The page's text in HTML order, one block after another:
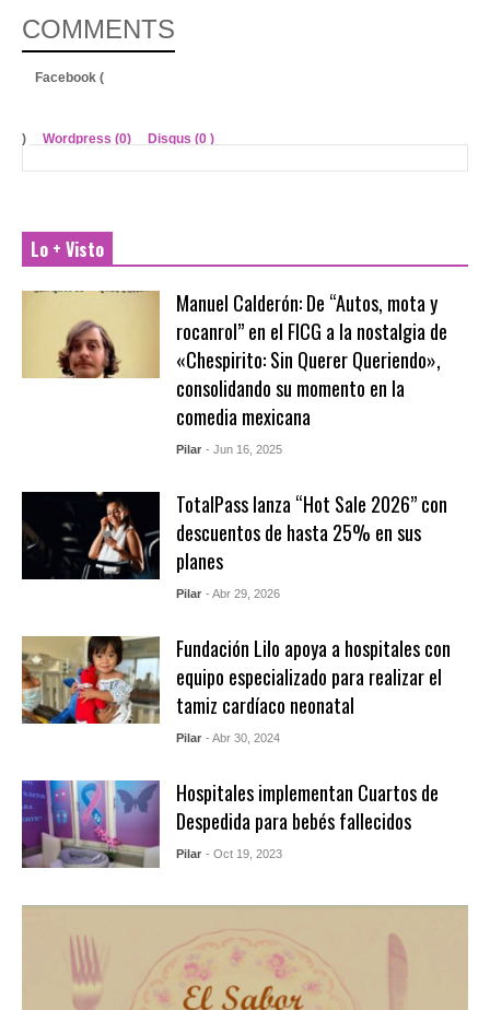
COMMENTS
Facebook (
) Wordpress (0) Disqus (0 )
Lo + Visto
Manuel Calderón: De “Autos, mota y
rocanrol” en el FICG a la nostalgia de
«Chespirito: Sin Querer Queriendo»,
consolidando su momento en la
comedia mexicana
Pilar - Jun 16, 2025
TotalPass lanza “Hot Sale 2026” con
descuentos de hasta 25% en sus
planes
Pilar - Abr 29, 2026
Fundación Lilo apoya a hospitales con
equipo especializado para realizar el
tamiz cardíaco neonatal
Pilar - Abr 30, 2024
Hospitales implementan Cuartos de
Despedida para bebés fallecidos
Pilar - Oct 19, 2023